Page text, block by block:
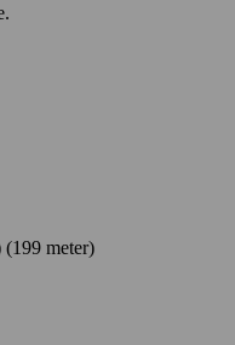
(199 meter)